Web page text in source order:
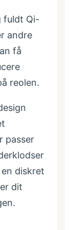
fuldt Qi-
andre
få
reolen.
passer
diskret
dit